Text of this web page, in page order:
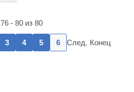
76 - 80 из 80
3 4 5 6 След. Конец